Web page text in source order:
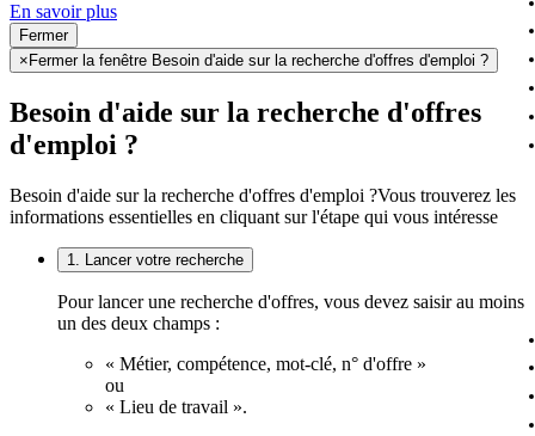
En savoir plus
Fermer
× Fermer la fenêtre Besoin d'aide sur la recherche d'offres d'emploi ?
Besoin d'aide sur la recherche d'offres
d'emploi ?
Besoin d'aide sur la recherche d'offres d'emploi ?Vous trouverez les
informations essentielles en cliquant sur l'étape qui vous intéresse
1. Lancer votre recherche
Pour lancer une recherche d'offres, vous devez saisir au moins
un des deux champs :
« Métier, compétence, mot-clé, n° d'offre »
ou
« Lieu de travail ».